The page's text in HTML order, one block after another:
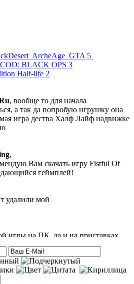
ArcheAge GTA 5
COD: BLACK OPS 3
Half-life 2
, вообще то для начала
а так да попробую игрушку она
игра дества Халф Лайф надвижке
,
Вам скачать игру Fistful Of
геймплей!
удалили мой
игры на ПК, да и на приставках
– это онлайн игра-одевалка
А вообще, Хилари Дафф – это